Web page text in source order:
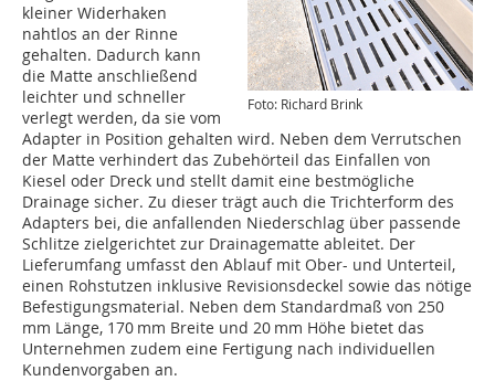
Foto: Richard Brink
kleiner Widerhaken
nahtlos an der Rinne
gehalten. Dadurch kann
die Matte anschließend
leichter und schneller
verlegt werden, da sie vom
Adapter in Position gehalten wird. Neben dem Verrutschen
der Matte verhindert das Zubehörteil das Einfallen von
Kiesel oder Dreck und stellt damit eine bestmögliche
Drainage sicher. Zu dieser trägt auch die Trichterform des
Adapters bei, die anfallenden Niederschlag über passende
Schlitze zielgerichtet zur Drainagematte ableitet. Der
Lieferumfang umfasst den Ablauf mit Ober- und Unterteil,
einen Rohstutzen inklusive Revisionsdeckel sowie das nötige
Befestigungsmaterial. Neben dem Standardmaß von 250
mm Länge, 170 mm Breite und 20 mm Höhe bietet das
Unternehmen zudem eine Fertigung nach individuellen
Kundenvorgaben an.